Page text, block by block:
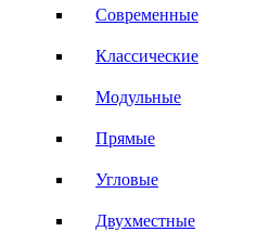
Современные
Классические
Модульные
Прямые
Угловые
Двухместные